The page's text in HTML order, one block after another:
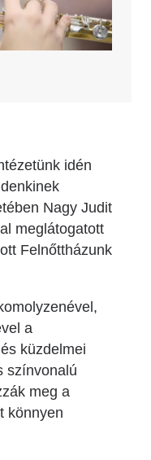
idén
Nagy Judit
meglátogatott
Felnőttházunk
a
küzdelmei
színvonalú
meg a
könnyen